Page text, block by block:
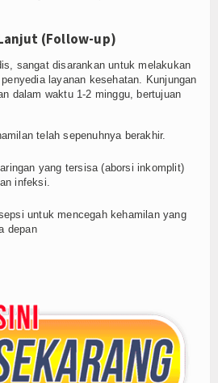
(Follow-up)
sangat disarankan untuk melakukan
layanan kesehatan. Kunjungan
dalam waktu 1-2 minggu, bertujuan
telah sepenuhnya berakhir.
yang tersisa (aborsi inkomplit)
infeksi.
untuk mencegah kehamilan yang
depan